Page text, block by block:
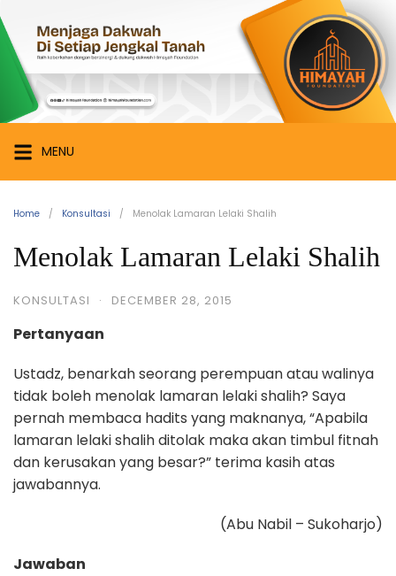
to
content
Himayah
Foundation
Menjaga
Dakwah
di
Setiap
Jengkal
MENU
Home Konsultasi Menolak Lamaran Lelaki Shalih
Menolak Lamaran Lelaki Shalih
KONSULTASI · DECEMBER 28, 2015
Pertanyaan
Ustadz, benarkah seorang perempuan atau walinya
tidak boleh menolak lamaran lelaki shalih? Saya
pernah membaca hadits yang maknanya, “Apabila
lamaran lelaki shalih ditolak maka akan timbul fitnah
dan kerusakan yang besar?” terima kasih atas
jawabannya.
(Abu Nabil – Sukoharjo)
Jawaban